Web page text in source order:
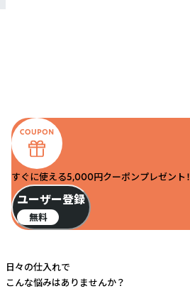
すぐに使える5,000円クーポンプレゼント！
ユーザー登録
無料
日々の仕入れで
こんな悩みはありませんか？